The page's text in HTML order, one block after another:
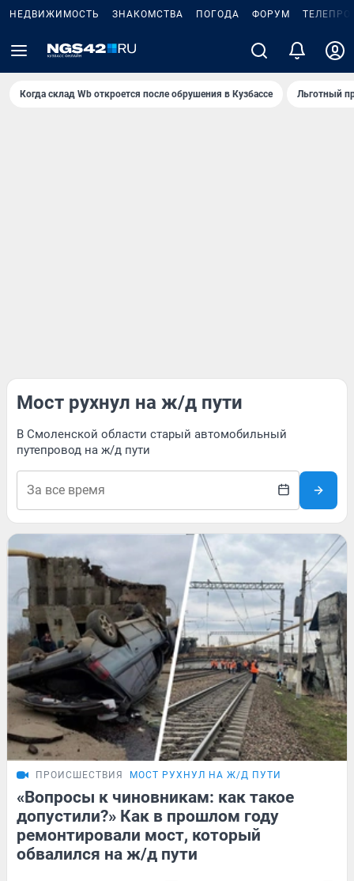
НЕДВИЖИМОСТЬ ЗНАКОМСТВА ПОГОДА ФОРУМ
Когда склад Wb откроется после обрушения в Кузбассе Льготный
Мост рухнул на ж/д пути
В Смоленской области старый автомобильный
путепровод на ж/д пути
ПРОИСШЕСТВИЯ МОСТ РУХНУЛ НА Ж/Д ПУТИ
«Вопросы к чиновникам: как такое
допустили?» Как в прошлом году
ремонтировали мост, который
обвалился на ж/д пути